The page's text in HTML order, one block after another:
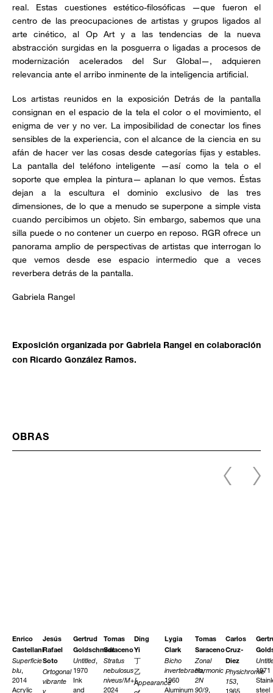
real. Estas cuestiones estético-filosóficas —que fueron el
centro de las preocupaciones de artistas y grupos ligados al
arte cinético, al Op Art y a las tendencias de la nueva
abstracción surgidas en la posguerra o ligadas a procesos de
modernización acelerados del Sur Global—, adquieren
relevancia ante el arribo inminente de la inteligencia artificial.
Los artistas reunidos en la exposición Detrás de la pantalla
consignan en el espacio de la tela el color o el movimiento, el
enigma de ver y no ver. La imposibilidad de conectar los fines
sensibles de la experiencia, con el alcance de la ciencia en su
afán de hacer ver las cosas desde categorías fijas y estables.
La pantalla del teléfono inteligente —así como la tela o el
soporte que emplea la pintura— aplanan lo que vemos. Éstas
dejan a la escultura el dominio exclusivo de las tres
dimensiones, de lo que a menudo se superpone a simple vista
cuando percibimos un objeto. Sin embargo, sabemos que una
silla puede o no contener un cuerpo en reposo. RGR ofrece un
panorama amplio de perspectivas de artistas que interrogan lo
que vemos desde ese espacio intermedio que a veces
reverbera detrás de la pantalla.
Gabriela Rangel
Exposición organizada por Gabriela Rangel en colaboración
con Ricardo González Ramos.
OBRAS
Enrico
Castellani
Superficie
blu,
2014
Acrylic
Jesús
Rafael
Soto
Ortogonal
vibrante
y
Gertrud
Goldschmidt
Untitled,
1970
Ink
and
Tomas
Saraceno
Stratus
nebulosus
niveus/M+I,
2024
Ding
Yi
乙
Appearance
Lygia
Clark
Bicho
invertebrado,
1960
Aluminum
Tomas
Saraceno
Zonal
Harmonic
2N
90/9,
Carlos
Cruz-
Diez
Physichromie
153,
1965
1971
steel